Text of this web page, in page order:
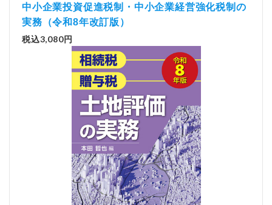
中小企業投資促進税制・中小企業経営強化税制の
実務（令和8年改訂版）
税込3,080円